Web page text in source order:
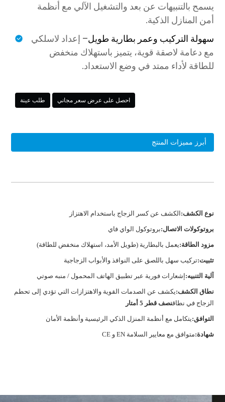
يسمح بالتنبيهات عن بعد والتشغيل الآلي مع أنظمة
أمن المنازل الذكية.
سهولة التركيب وعمر بطارية طويل– إعداد لاسلكي
مع دعامة لاصقة قوية، يتميز باستهلاك منخفض
للطاقة لأداء ممتد في وضع الاستعداد.
احصل على عرض سعر مجاني طلب عينة
أبرز مميزات المنتج
نوع الكشف: الكشف عن كسر الزجاج باستخدام الاهتزاز
بروتوكولات الاتصال:بروتوكول الواي فاي
مزود الطاقة:يعمل بالبطارية (طويل الأمد، استهلاك منخفض للطاقة)
تثبيت:تركيب سهل باللصق على النوافذ والأبواب الزجاجية
آلية التنبيه: إشعارات فورية عبر تطبيق الهاتف المحمول / منبه صوتي
نطاق الكشف:يكشف عن الصدمات القوية والاهتزازات التي تؤدي إلى تحطم
الزجاج في نطاقنصف قطر 5 أمتار
التوافق:يتكامل مع أنظمة المنزل الذكي الرئيسية وأنظمة الأمان
شهادة:متوافق مع معايير السلامة EN و CE